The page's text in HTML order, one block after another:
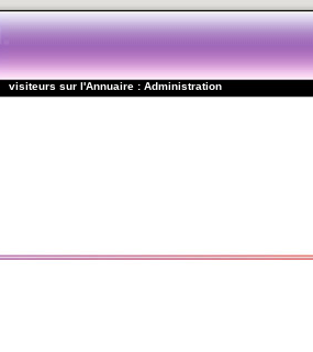
visiteurs sur l'Annuaire : Administration